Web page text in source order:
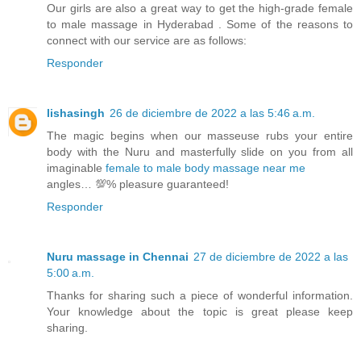
Our girls are also a great way to get the high-grade female
to male massage in Hyderabad . Some of the reasons to
connect with our service are as follows:
Responder
lishasingh 26 de diciembre de 2022 a las 5:46 a.m.
The magic begins when our masseuse rubs your entire
body with the Nuru and masterfully slide on you from all
imaginable female to male body massage near me
angles… 💯% pleasure guaranteed!
Responder
Nuru massage in Chennai 27 de diciembre de 2022 a las
5:00 a.m.
Thanks for sharing such a piece of wonderful information.
Your knowledge about the topic is great please keep
sharing.